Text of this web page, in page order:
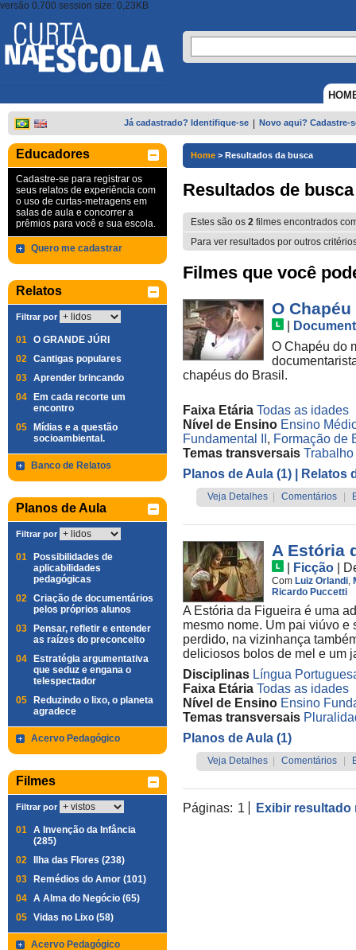
versão 0.700 session size: 0,23KB
Já cadastrado? Identifique-se Novo aqui? Cadastre-
Educadores
Cadastre-se para registrar os
seus relatos de experiência com
o uso de curtas-metragens em
salas de aula e concorrer a
prêmios para você e sua escola.
Quero me cadastrar
Relatos
Filtrar por
01 O GRANDE JÚRI
02 Cantigas populares
03 Aprender brincando
04
Em cada recorte um
encontro
05
Mídias e a questão
socioambiental.
Banco de Relatos
Planos de Aula
Filtrar por
01
Possibilidades de
aplicabilidades
pedagógicas
02 Criação de documentários
pelos próprios alunos
03
Pensar, refletir e entender
as raízes do preconceito
04
Estratégia argumentativa
que seduz e engana o
telespectador
05
Reduzindo o lixo, o planeta
agradece
Acervo Pedagógico
Filmes
Filtrar por
01 A Invenção da Infância
(285)
02
Ilha das Flores (238)
03
Remédios do Amor (101)
04 A Alma do Negócio (65)
05 Vidas no Lixo (58)
Acervo Pedagógico
Home > Resultados da busca
Resultados de busca
Estes são os 2 filmes encontrados
Para ver resultados por outros
Filmes que você
O
O Chapéu do
chapéus do Brasil.
Faixa Etária Todas as idades
Nível de Ensino Ensino
Fundamental II , Formação de
Temas transversais
Planos de Aula (1)
| Relatos
Veja Detalhes Comentários
A Estória
Ficção
Com Luiz Orlandi,
Ricardo Puccetti
A Estória da Figueira é uma
mesmo nome. Um pai viúvo
perdido, na vizinhança
deliciosos bolos de mel e um
Disciplinas Língua
Faixa Etária Todas as idades
Nível de Ensino Ensino
Temas transversais
Planos de Aula (1)
Veja Detalhes Comentários
Páginas: 1 Exibir resultado